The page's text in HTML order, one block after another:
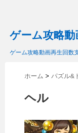
ゲーム攻略
ゲーム攻略動画再生回数
ホーム > パズル&
ヘル